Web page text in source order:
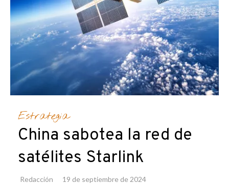
Estrategia
China sabotea la red de
satélites Starlink
Redacción 19 de septiembre de 2024